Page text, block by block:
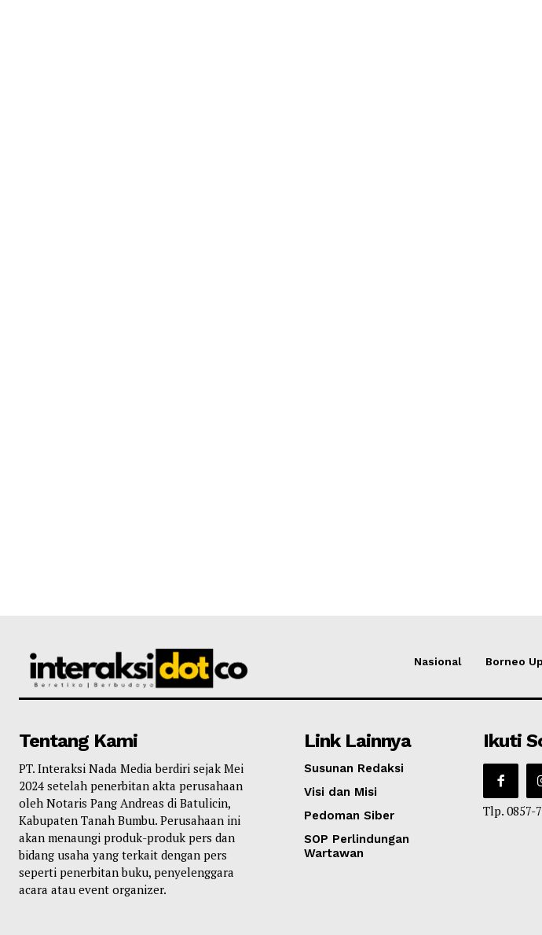
Nasional Borneo
Tentang Kami
PT. Interaksi Nada Media berdiri sejak Mei
2024 setelah penerbitan akta perusahaan
oleh Notaris Pang Andreas di Batulicin,
Kabupaten Tanah Bumbu. Perusahaan ini
akan menaungi produk-produk pers dan
bidang usaha yang terkait dengan pers
seperti penerbitan buku, penyelenggara
acara atau event organizer.
Link Lainnya
Susunan Redaksi
Visi dan Misi
Pedoman Siber
SOP Perlindungan
Wartawan
Ikuti
Tlp. 0857-